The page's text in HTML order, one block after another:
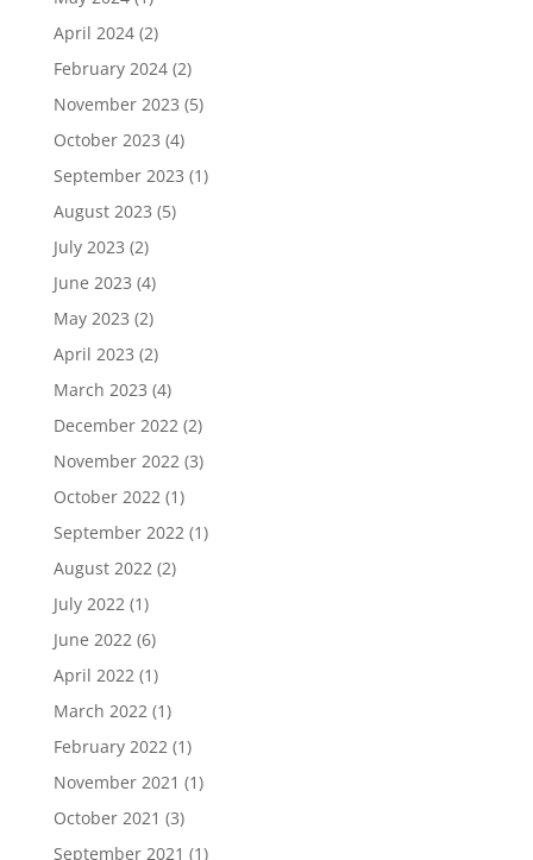
April 2024(2)
February 2024(2)
November 2023 (5)
October 2023 (4)
September 2023 (1)
August 2023 (5)
July 2023 (2)
June 2023 (4)
May 2023 (2)
April 2023 (2)
March 2023 (4)
December 2022(2)
November 2022(3)
October 2022(1)
September 2022(1)
August 2022(2)
July 2022(1)
June 2022(6)
April 2022(1)
March 2022(1)
February 2022(1)
November 2021 (1)
October 2021 (3)
September 2021 (1)